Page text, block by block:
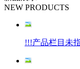
NEW PRODUCTS
!!!产品栏目未